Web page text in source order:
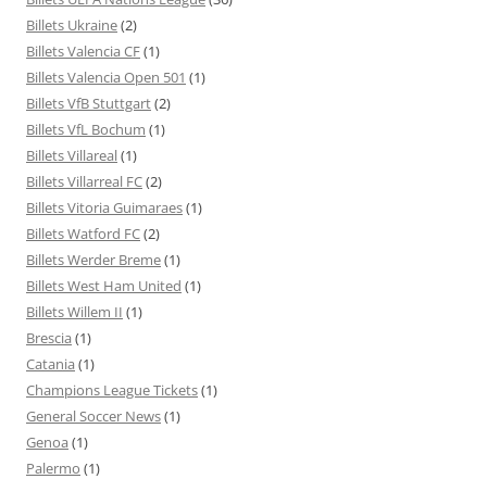
Billets Ukraine(2)
Billets Valencia CF(1)
Billets Valencia Open 501 (1)
Billets VfB Stuttgart(2)
Billets VfL Bochum (1)
Billets Villareal(1)
Billets Villarreal FC(2)
Billets Vitoria Guimaraes(1)
Billets Watford FC(2)
Billets Werder Breme(1)
Billets West Ham United (1)
Billets Willem II (1)
Brescia (1)
Catania (1)
Champions League Tickets(1)
General Soccer News(1)
Genoa (1)
Palermo (1)